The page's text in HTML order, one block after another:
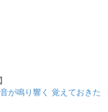
が鳴り響く 覚えておきた